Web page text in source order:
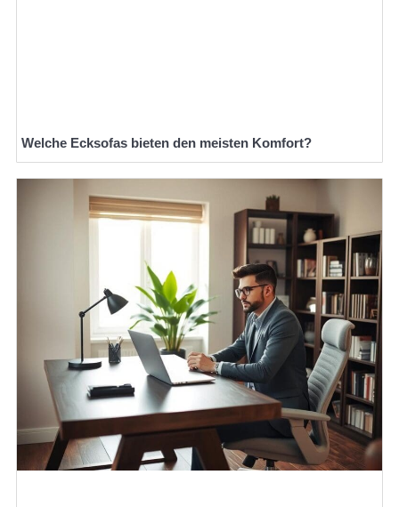
Welche Ecksofas bieten den meisten Komfort?